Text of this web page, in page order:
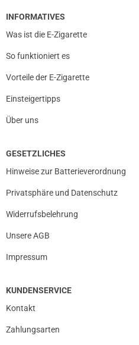
INFORMATIVES
Was ist die E-Zigarette
So funktioniert es
Vorteile der E-Zigarette
Einsteigertipps
Über uns
GESETZLICHES
Hinweise zur Batterieverordnung
Privatsphäre und Datenschutz
Widerrufsbelehrung
Unsere AGB
Impressum
KUNDENSERVICE
Kontakt
Zahlungsarten